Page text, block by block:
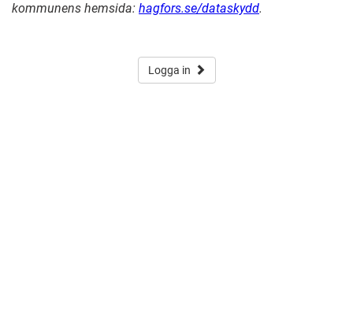
kommunens hemsida: hagfors.se/dataskydd.
Logga in